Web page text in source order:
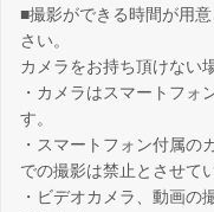
■撮影ができる時間が用
さい。
カメラをお持ち頂けない
・カメラはスマートフォ
す。
・スマートフォン付属の
での撮影は禁止とさせて
・ビデオカメラ、動画の